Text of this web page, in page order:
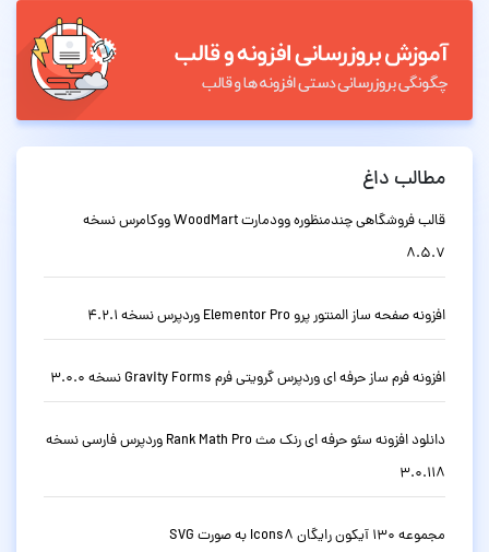
مطالب داغ
قالب فروشگاهی چندمنظوره وودمارت WoodMart ووکامرس نسخه
8.5.7
افزونه صفحه ساز المنتور پرو Elementor Pro وردپرس نسخه 4.2.1
افزونه فرم ساز حرفه ای وردپرس گرویتی فرم Gravity Forms نسخه 3.0.0
دانلود افزونه سئو حرفه ای رنک مث Rank Math Pro وردپرس فارسی نسخه
3.0.118
مجموعه 130 آیکون رایگان Icons8 به صورت SVG